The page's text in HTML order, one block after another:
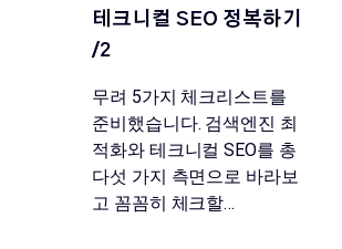
테크니컬 SEO 정복하기
/2
무려 5가지 체크리스트를
준비했습니다. 검색엔진 최
적화와 테크니컬 SEO를 총
다섯 가지 측면으로 바라보
고 꼼꼼히 체크할…